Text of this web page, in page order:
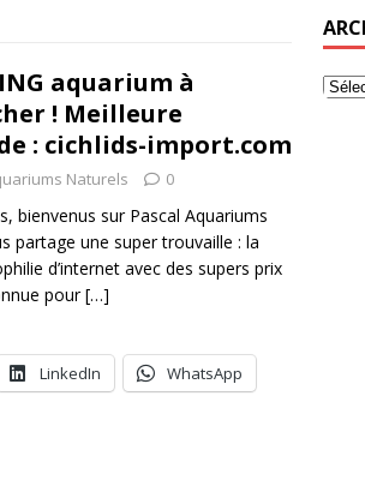
aquarium à
! Meilleure
: cichlids-import.com
Naturels 0
bienvenus sur Pascal Aquariums
partage une super trouvaille : la
d’internet avec des supers prix
pour[…]
LinkedIn WhatsApp